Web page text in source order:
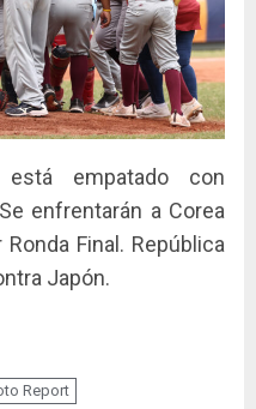
empatado con
enfrentarán a Corea
Final. República
Japón.
Report